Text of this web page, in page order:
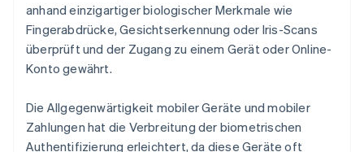
anhand einzigartiger biologischer Merkmale wie
Fingerabdrücke, Gesichtserkennung oder Iris-Scans
überprüft und der Zugang zu einem Gerät oder Online-
Konto gewährt.
Die Allgegenwärtigkeit mobiler Geräte und mobiler
Zahlungen hat die Verbreitung der biometrischen
Authentifizierung erleichtert, da diese Geräte oft